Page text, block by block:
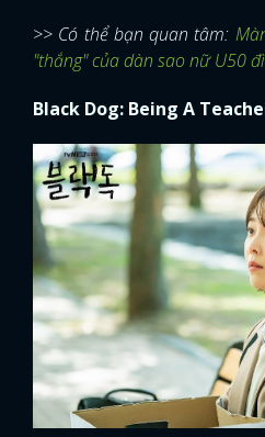
>> Có thể bạn quan tâm:
"thắng" của dàn sao nữ U50
Black Dog: Being A